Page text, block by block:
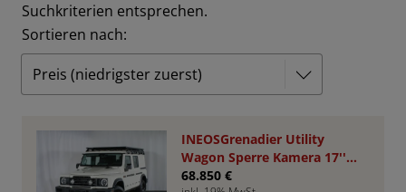
Suchkriterien entsprechen.
Sortieren nach:
INEOSGrenadier Utility
Wagon Sperre Kamera 17''
AHK RHINO
68.850 €